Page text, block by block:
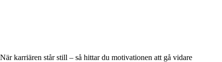
När karriären står still – så hittar du motivationen att gå vidare